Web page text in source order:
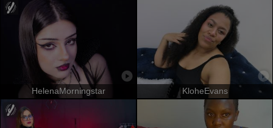
HelenaMorningstar KloheEvans